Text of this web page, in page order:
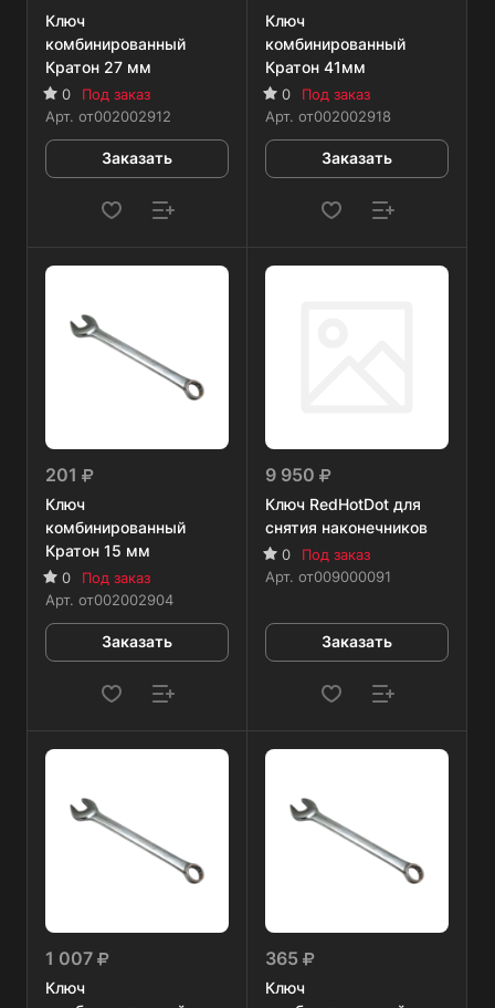
Ключ
комбинированный
Кратон 27 мм
0
Под заказ
Арт. от002002912
Заказать
Ключ
комбинированный
Кратон 41мм
0
Под заказ
Арт. от002002918
Заказать
201
Ключ
комбинированный
Кратон 15 мм
0
Под заказ
Арт. от002002904
Заказать
9 950
Ключ RedHotDot для
снятия наконечников
0
Под заказ
Арт. от009000091
Заказать
1 007
Ключ
365
Ключ